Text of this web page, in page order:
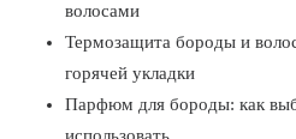
волосами
Термозащита бороды и
горячей укладки
Парфюм для бороды: как